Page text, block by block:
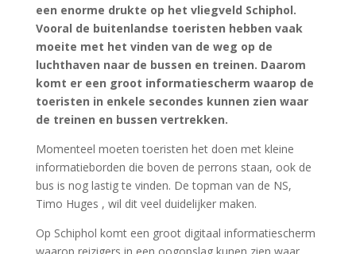
een enorme drukte op het vliegveld Schiphol.
Vooral de buitenlandse toeristen hebben vaak
moeite met het vinden van de weg op de
luchthaven naar de bussen en treinen. Daarom
komt er een groot informatiescherm waarop de
toeristen in enkele secondes kunnen zien waar
de treinen en bussen vertrekken.
Momenteel moeten toeristen het doen met kleine
informatieborden die boven de perrons staan, ook de
bus is nog lastig te vinden. De topman van de NS,
Timo Huges , wil dit veel duidelijker maken.
Op Schiphol komt een groot digitaal informatiescherm